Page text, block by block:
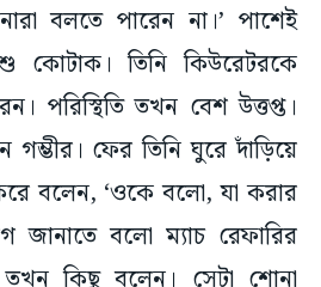
বলতে পারেন না।’ পাশেই
কোটাক। তিনি কিউরেটরকে
পরিস্থিতি তখন বেশ উত্তপ্ত।
ফের তিনি ঘুরে দাঁড়িয়ে
বলেন, ‘ওকে বলো, যা করার
জানাতে বলো ম্যাচ রেফারির